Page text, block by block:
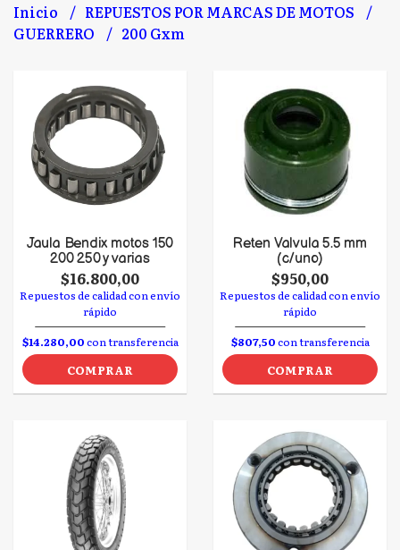
Inicio
REPUESTOS POR MARCAS DE MOTOS
GUERRERO
200 Gxm
Jaula Bendix motos 150
200 250 y varias
$16.800,00
Repuestos de calidad con envío
rápido
$14.280,00con transferencia
COMPRAR
Reten Valvula 5.5 mm
(c/uno)
$950,00
Repuestos de calidad con envío
rápido
$807,50con transferencia
COMPRAR